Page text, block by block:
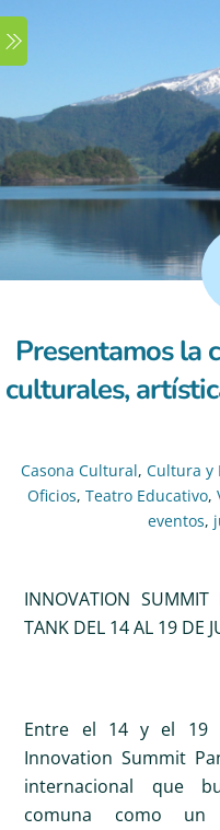
Skip
to
content
Presentamos la
culturales,
Casona Cultural, Cultura y
Oficios,Teatro Educativo,
eventos,
INNOVATION
TANK DEL 14 AL 19 DE
Entre el 14 y el 19
Innovation Summit
internacional que
comuna como un